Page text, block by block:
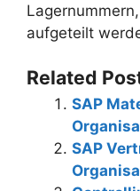
aufgeteilt
Related
SAP
SAP